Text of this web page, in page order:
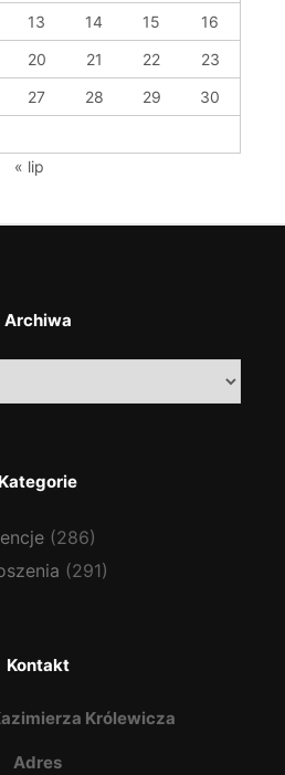
13 14 15
16
20 21 22
23
27 28 29
30
« lip
Archiwa
Kategorie
(286)
(291)
Kontakt
Królewicza
Adres